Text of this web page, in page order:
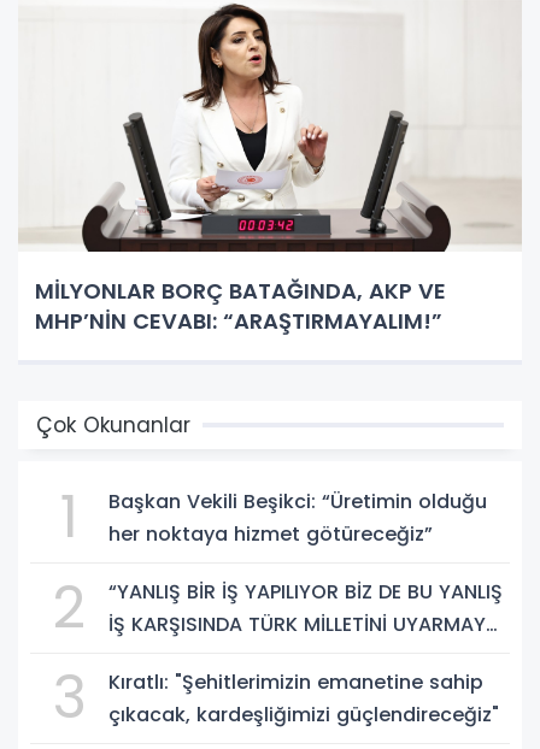
MİLYONLAR BORÇ BATAĞINDA, AKP VE
MHP’NİN CEVABI: “ARAŞTIRMAYALIM!”
Çok Okunanlar
1
Başkan Vekili Beşikci: “Üretimin olduğu
her noktaya hizmet götüreceğiz”
2
“YANLIŞ BİR İŞ YAPILIYOR BİZ DE BU YANLIŞ
İŞ KARŞISINDA TÜRK MİLLETİNİ UYARMAYA
3
Kıratlı: "Şehitlerimizin emanetine sahip
çıkacak, kardeşliğimizi güçlendireceğiz"